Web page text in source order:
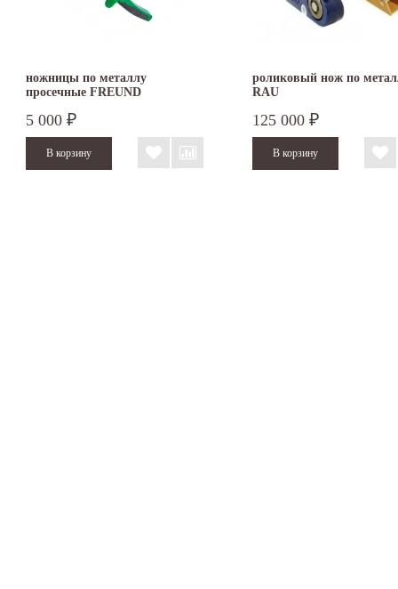
ножницы по металлу
просечные FREUND
5 000 ₽
роликовый нож по
RAU
125 000 ₽